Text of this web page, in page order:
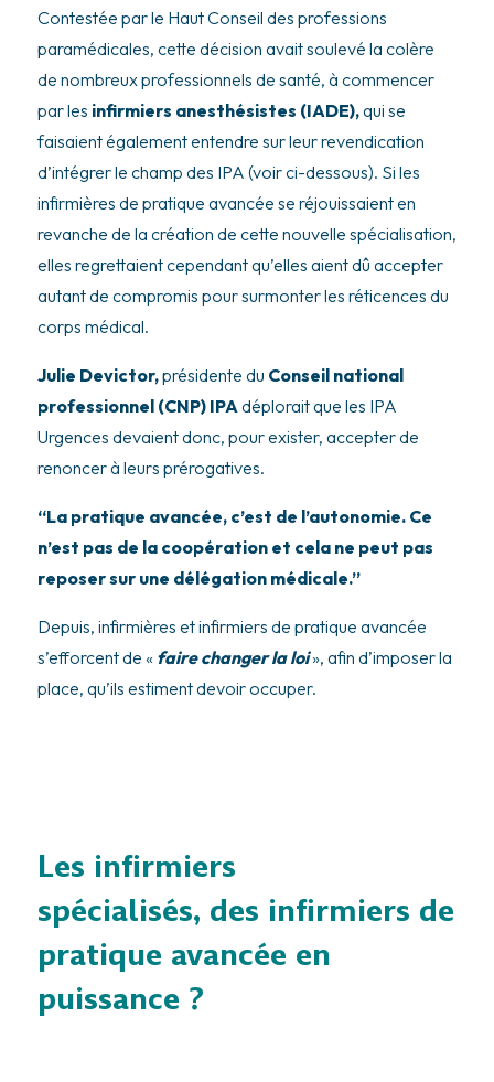
Contestée par le Haut Conseil des professions
paramédicales, cette décision avait soulevé la colère
de nombreux professionnels de santé, à commencer
par les infirmiers anesthésistes (IADE),qui se
faisaient également entendre sur leur revendication
d’intégrer le champ des IPA (voir ci-dessous). Si les
infirmières de pratique avancée se réjouissaient en
revanche de la création de cette nouvelle spécialisation,
elles regrettaient cependant qu’elles aient dû accepter
autant de compromis pour surmonter les réticences du
corps médical.
Julie Devictor,présidente du Conseil national
professionnel (CNP) IPAdéplorait que les IPA
Urgences devaient donc, pour exister, accepter de
renoncer à leurs prérogatives.
“La pratique avancée, c’est de l’autonomie. Ce
n’est pas de la coopération et cela ne peut pas
reposer sur une délégation médicale.”
Depuis, infirmières et infirmiers de pratique avancée
s’efforcent de «faire changer la loi», afin d’imposer la
place, qu’ils estiment devoir occuper.
Les infirmiers
spécialisés, des infirmiers de
pratique avancée en
puissance ?